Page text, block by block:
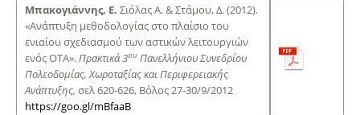
Μπακογιάννης, Ε. Σιόλας Α. & Στάμου, Δ. (2012).
«Ανάπτυξη μεθοδολογίας στο πλαίσιο του
ενιαίου σχεδιασμού των αστικών λειτουργιών
ενός ΟΤΑ».Πρακτικά 3ου Πανελλήνιου Συνεδρίου
Πολεοδομίας, Χωροταξίας και Περιφερειακής
Ανάπτυξης, σελ 620-626, Βόλος 27-30/9/2012
https://goo.gl/mBfaaB